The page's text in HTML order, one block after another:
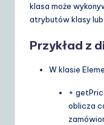
klasa może
atrybutów klasy
Przykład z
W klasie
+
oblicza